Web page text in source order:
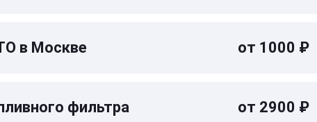
в Москве от 1000 ₽
фильтра от 2900 ₽